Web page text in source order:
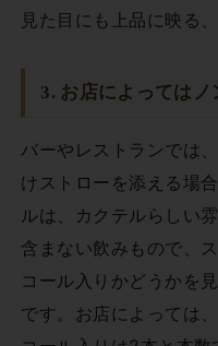
見た目にも上品に映る
3. お店によっては
バーやレストランでは
けストローを添える場
ルは、カクテルらしい
含まない飲みもので、
コール入りかどうかを
です。お店によっては